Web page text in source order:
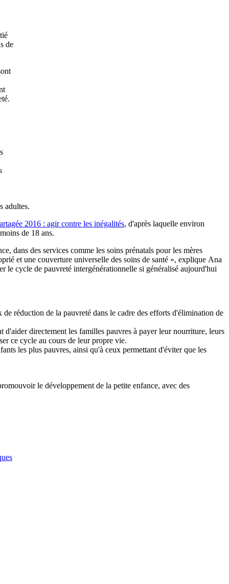
de
adultes.
2016 : agir contre les inégalités, d'après laquelle environ
de 18 ans.
dans des services comme les soins prénatals pour les mères
et une couverture universelle des soins de santé », explique Ana
le cycle de pauvreté intergénérationnelle si généralisé aujourd'hui
réduction de la pauvreté dans le cadre des efforts d'élimination de
d'aider directement les familles pauvres à payer leur nourriture, leurs
ce cycle au cours de leur propre vie.
les plus pauvres, ainsi qu'à ceux permettant d'éviter que les
le développement de la petite enfance, avec des